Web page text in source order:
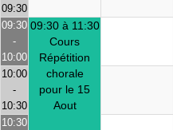
09:30
09:30
-
10:00
09:30 à 11:30
Cours
Répétition
chorale
pour le 15
Aout
10:00
-
10:30
10:30